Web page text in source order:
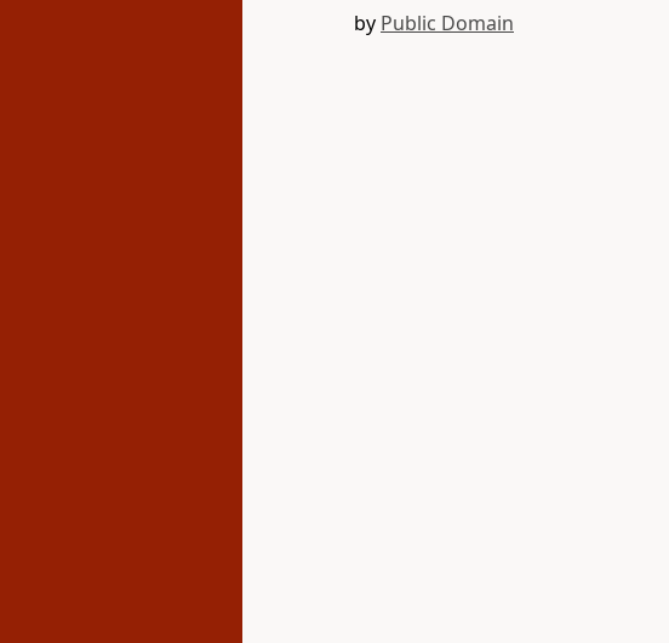
by Public Domain